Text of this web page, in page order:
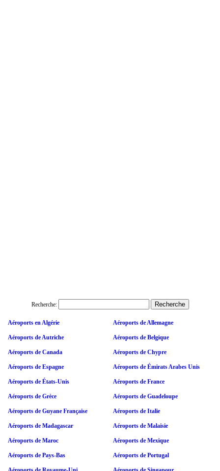
Recherche:
Aéroports en Algérie Aéroports de Allemagne
Aéroports de Autriche Aéroports de Belgique
Aéroports de Canada Aéroports de Chypre
Aéroports de Espagne Aéroports de Émirats Arabes Unis
Aéroports de États-Unis Aéroports de France
Aéroports de Grèce Aéroports de Guadeloupe
Aéroports de Guyane Française Aéroports de Italie
Aéroports de Madagascar Aéroports de Malaisie
Aéroports de Maroc Aéroports de Mexique
Aéroports de Pays-Bas Aéroports de Portugal